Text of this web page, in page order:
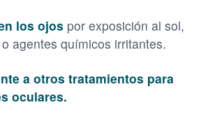
los ojos por exposición al sol,
agentes químicos irritantes.
a otros tratamientos para
oculares.